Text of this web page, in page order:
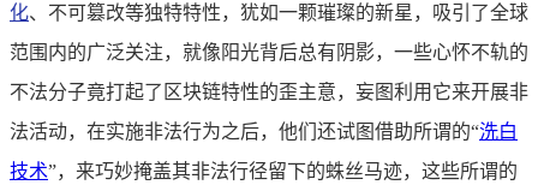
化、不可篡改等独特特性，犹如一颗璀璨的新星，吸引了全球
范围内的广泛关注，就像阳光背后总有阴影，一些心怀不轨的
不法分子竟打起了区块链特性的歪主意，妄图利用它来开展非
法活动，在实施非法行为之后，他们还试图借助所谓的“洗白
技术”，来巧妙掩盖其非法行径留下的蛛丝马迹，这些所谓的